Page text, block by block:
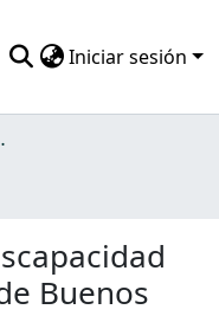
Iniciar sesión
y política
Buenos